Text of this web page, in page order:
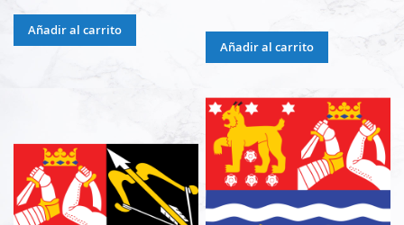
Añadir al carrito
Añadir al carrito